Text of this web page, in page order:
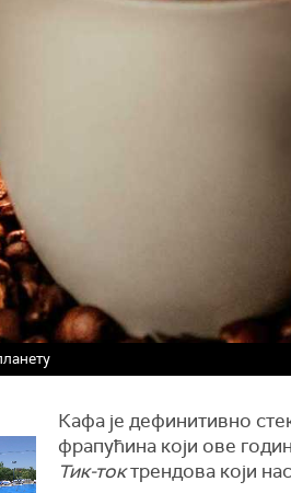
Кафа је дефинитивно
фрапућина који ове
Тик-токтрендова који